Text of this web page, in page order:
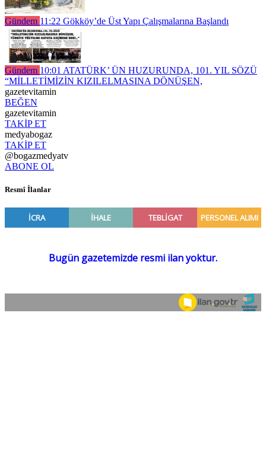
Gündem 11:22 Gökköy’de Üst Yapı Çalışmalarına Başlandı
Gündem 10:01 ATATÜRK’ ÜN HUZURUNDA, 101. YIL SÖZÜ
“MİLLETİMİZİN KIZILELMASINA DÖNÜŞEN,
gazetevitamin
BEĞEN
gazetevitamin
TAKİP ET
medyabogaz
TAKİP ET
@bogazmedyatv
ABONE OL
Resmî İlanlar